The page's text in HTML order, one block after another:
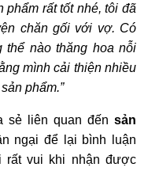
phẩm rất tốt nhé, tôi đã
chăn gối với vợ. Có
thể nào thăng hoa nỗi
mình cải thiện nhiều
phẩm.”
sẻ liên quan đến sản
ngại để lại bình luận
rất vui khi nhận được